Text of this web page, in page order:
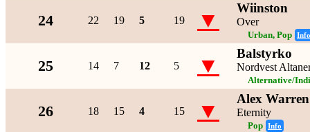
24 22 19 5 19 ▼ Wiinston
Over
Urban, Pop Info
25 14 7 12 5 ▼ Balstyrko
Nordvest
Alternative/
26 18 15 4 15 ▼ Alex
Eternity
Pop Info